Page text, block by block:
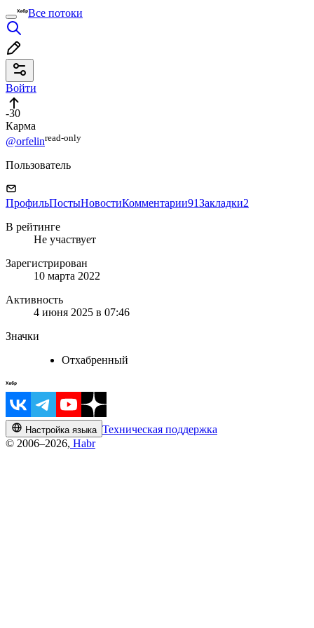
Все потоки
Войти
-30
Карма
@orfelinread⁠-⁠only
Пользователь
ПрофильПостыНовостиКомментарии91Закладки2
В рейтинге
Не участвует
Зарегистрирован
10 марта 2022
Активность
4 июня 2025 в 07:46
Значки
Отхабренный
Настройка языка Техническая поддержка
© 2006–2026, Habr